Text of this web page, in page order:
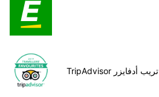
TripAdvisor تريب أدفايزر